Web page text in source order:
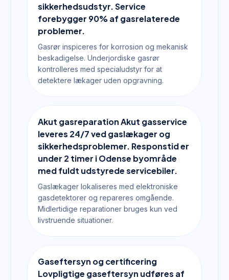
sikkerhedsudstyr. Service
forebygger 90% af gasrelaterede
problemer.
Gasrør inspiceres for korrosion og mekanisk
beskadigelse. Underjordiske gasrør
kontrolleres med specialudstyr for at
detektere lækager uden opgravning.
Akut gasreparation Akut gasservice
leveres 24/7 ved gaslækager og
sikkerhedsproblemer. Responstid er
under 2 timer i Odense byområde
med fuldt udstyrede servicebiler.
Gaslækager lokaliseres med elektroniske
gasdetektorer og repareres omgående.
Midlertidige reparationer bruges kun ved
livstruende situationer.
Gaseftersyn og certificering
Lovpligtige gaseftersyn udføres af